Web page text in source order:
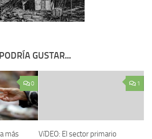
GUSTAR...
0
más
1
VíDEO: El sector primario